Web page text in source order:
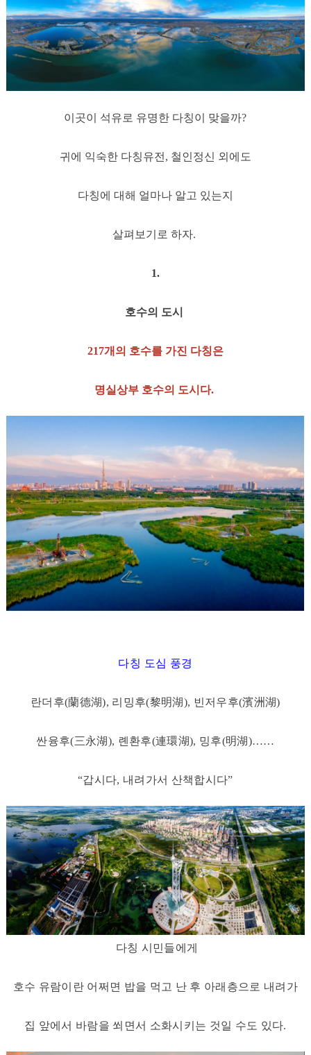
이곳이 석유로 유명한 다칭이 맞을까?
귀에 익숙한 다칭유전, 철인정신 외에도
다칭에 대해 얼마나 알고 있는지
살펴보기로 하자.
1.
호수의 도시
217개의 호수를 가진 다칭은
명실상부 호수의 도시다.
다칭 도심 풍경
란더후(蘭德湖), 리밍후(黎明湖), 빈저우후(濱洲湖)
싼융후(三永湖), 롄환후(連環湖), 밍후(明湖)……
“갑시다, 내려가서 산책합시다”
다칭 시민들에게
호수 유람이란 어쩌면 밥을 먹고 난 후 아래층으로 내려가
집 앞에서 바람을 쐬면서 소화시키는 것일 수도 있다.